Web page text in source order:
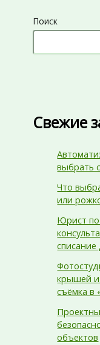
Поиск
Свежие
выбрать
Что
или
Юрист по
списание
крышей и
съёмка в
объектов